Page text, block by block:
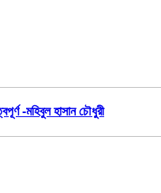
-মহিবুল হাসান চৌধুরী